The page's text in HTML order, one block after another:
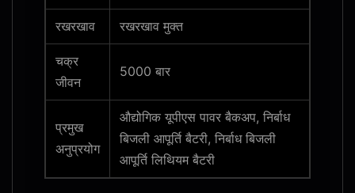
रखरखाव रखरखाव मुक्त
चक्र
जीवन
5000 बार
प्रमुख
अनुप्रयोग
औद्योगिक यूपीएस पावर बैकअप, निर्बाध
बिजली आपूर्ति बैटरी, निर्बाध बिजली
आपूर्ति लिथियम बैटरी